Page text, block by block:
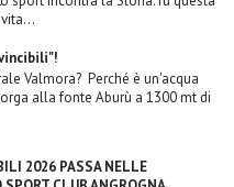
Valmora? Perché è un'acqua
alla fonte Aburù a 1300 mt di
2026 PASSA NELLE